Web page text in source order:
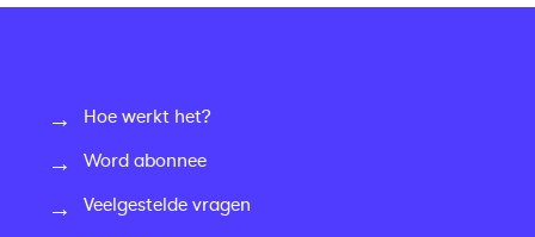
Hoe werkt het?
Word abonnee
Veelgestelde vragen